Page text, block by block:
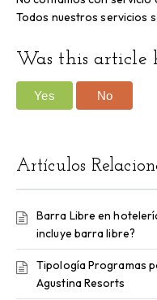
Todos nuestros servicios
Was this article
Yes No
Artículos
Barra Libre en
incluye barra libre?
Tipología Programas
Agustina Resorts